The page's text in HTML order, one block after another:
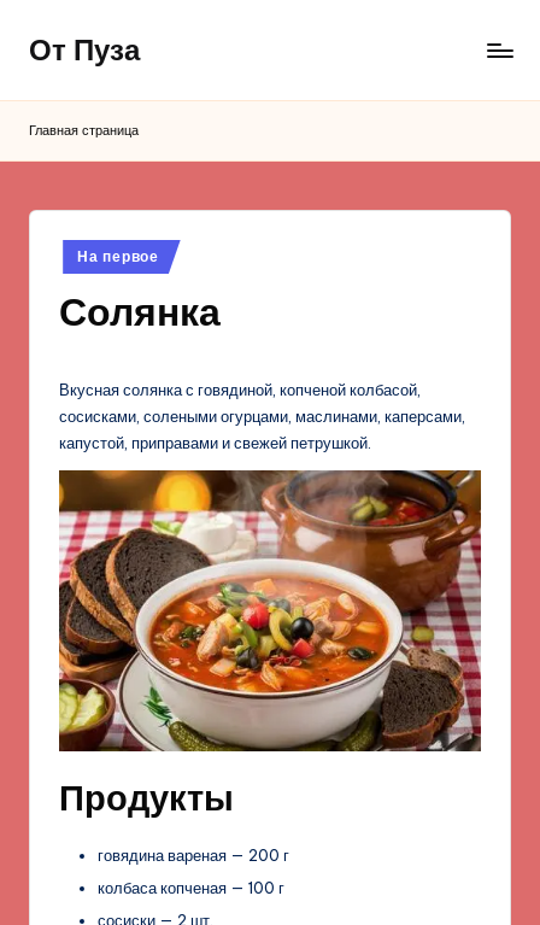
Перейти
содержимому
От Пуза
вкусные
Главная страница
Опубликовано
в
На первое
Солянка
Вкусная солянка с говядиной, копченой колбасой,
сосисками, солеными огурцами, маслинами, каперсами,
капустой, приправами и свежей петрушкой.
Продукты
говядина вареная — 200 г
колбаса копченая — 100 г
сосиски — 2 шт.